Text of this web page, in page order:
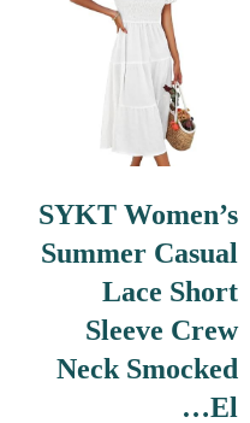
SYKT Women’s
Summer Casual
Lace Short
Sleeve Crew
Neck Smocked
El…